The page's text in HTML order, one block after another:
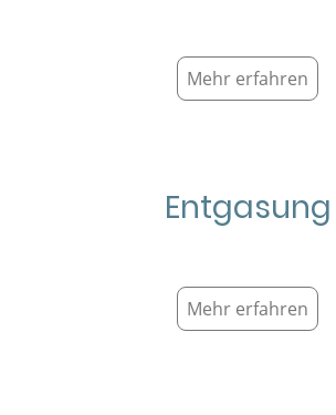
Mehr erfahren
Entgasung
Mehr erfahren